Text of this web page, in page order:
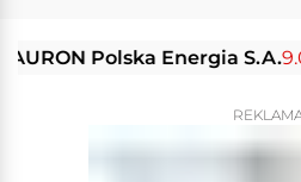
Polska Energia S.A.9.09